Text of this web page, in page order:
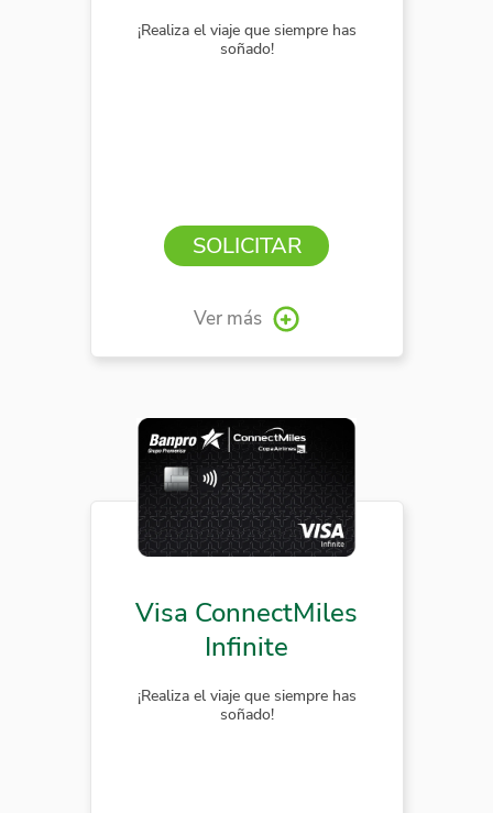
¡Realiza el viaje que siempre has
soñado!
SOLICITAR
Ver más
Visa ConnectMiles
Infinite
¡Realiza el viaje que siempre has
soñado!